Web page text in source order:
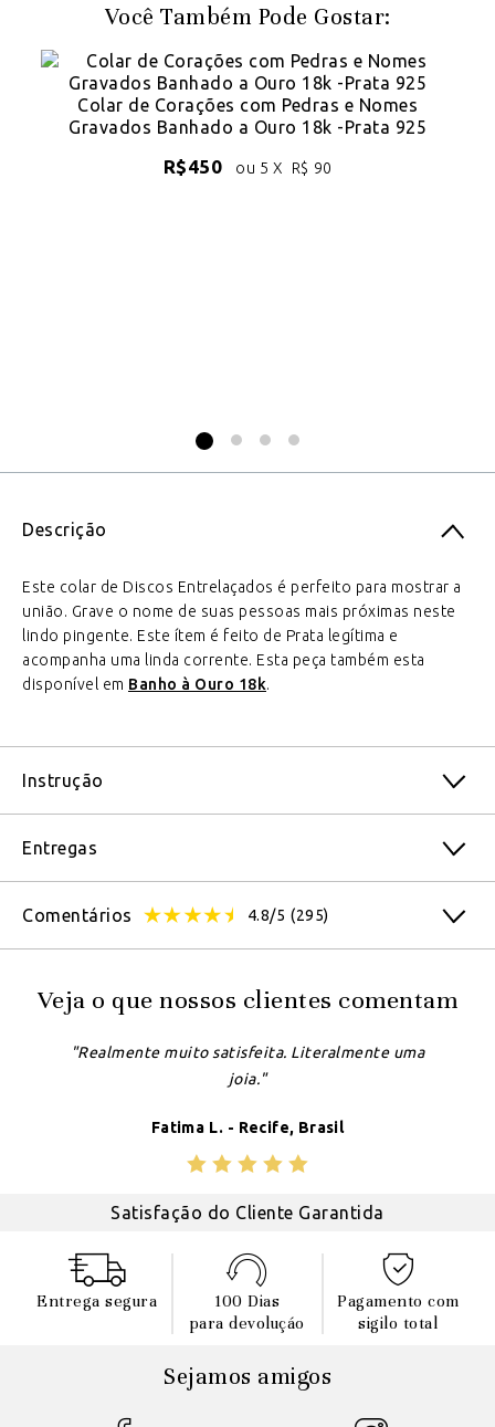
Você Também Pode Gostar:
Colar de Corações com Pedras e Nomes
Gravados Banhado a Ouro 18k -Prata 925
R$450 ou 5 X R$ 90
Descrição
Este colar de Discos Entrelaçados é perfeito para mostrar a
união. Grave o nome de suas pessoas mais próximas neste
lindo pingente. Este ítem é feito de Prata legítima e
acompanha uma linda corrente. Esta peça também esta
disponível em Banho à Ouro 18k.
Instrução
Entregas
Comentários 4.8/5 (295)
Veja o que nossos clientes comentam
"Realmente muito satisfeita. Literalmente uma
joia."
Fatima L. - Recife, Brasil
Satisfação do Cliente Garantida
Entrega segura
100 Dias
para devoluçáo
Pagamento com
sigilo total
Sejamos amigos